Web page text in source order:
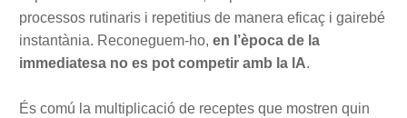
processos rutinaris i repetitius de manera eficaç i gairebé
instantània. Reconeguem-ho, en l’època de la
immediatesa no es pot competir amb la lA.
És comú la multiplicació de receptes que mostren quin